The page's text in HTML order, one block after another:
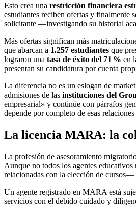
Esto crea una restricción financiera
estudiantes reciben ofertas y finalmente
solicitante —investigando su historial
Más ofertas significan más
que abarcan a 1.257 estudiantes que
lograron una tasa de éxito del 71 % en
presentan su candidatura por cuenta
La diferencia no es un eslogan de
admisiones de las instituciones del
empresarial» y continúe con párrafos
depende por completo de esas
La licencia MARA: la
La profesión de asesoramiento
Aunque no todos los agentes
relacionadas con la elección de cursos—
Un agente registrado en MARA está
servicios con el debido cuidado y